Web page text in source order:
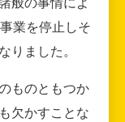
業を停止しそ
りました。
ものともつか
欠かすことな